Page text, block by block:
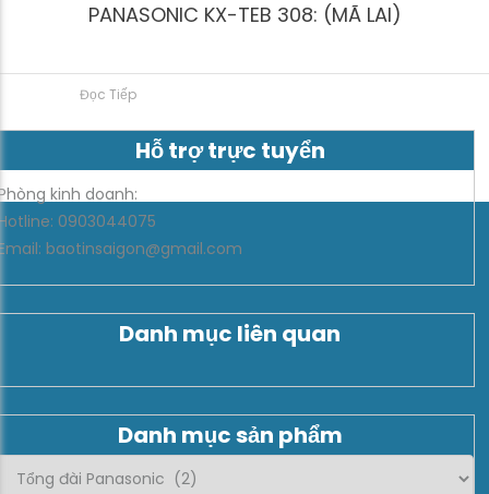
PANASONIC KX-TEB 308: (MÃ LAI)
Đọc Tiếp
Hỗ trợ trực tuyển
kinh doanh:
0903044075
baotinsaigon@gmail.com
Danh mục liên quan
Danh mục sản phẩm